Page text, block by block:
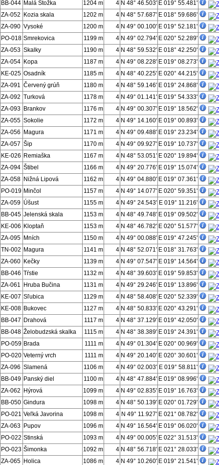
BB-044 Malá Stožka 1204 m 4 N 48° 46.503' E 019° 55.481'
ZA-052
Kozia skala 1202 m 4 N 48° 57.687' E 018° 59.686'
ZA-090 Vysoké 1200 m 4 N 49° 00.100' E 019° 52.181'
PO-018 Smrekovica 1199 m 4 N 49° 02.794' E 020° 52.289'
ZA-053 Skalky 1190 m 4 N 48° 59.532' E 018° 42.250'
ZA-054 Kopa 1187 m 4 N 49° 08.228' E 019° 08.273'
KE-025 Osadník 1185 m 4 N 48° 40.225' E 020° 44.215'
ZA-091 Červený grúň 1180 m 4 N 48° 59.146' E 019° 24.868'
ZA-092 Turková 1178 m 4 N 49° 01.141' E 019° 54.333'
ZA-093 Brankov 1176 m 4 N 49° 00.307' E 019° 18.562'
ZA-055 Sokolie 1172 m 4 N 49° 14.160' E 019° 00.893'
ZA-056
Magura 1171 m 4 N 49° 09.488' E 019° 23.234'
ZA-057 Šip 1170 m 4 N 49° 09.927' E 019° 10.737'
KE-026 Remiaška 1167 m 4 N 48° 53.051' E 020° 19.894'
ZA-094 Štibel 1166 m 4 N 49° 20.776' E 019° 15.074'
ZA-058 Nižná Lipová 1162 m 4 N 49° 04.880' E 019° 07.361'
PO-019 Minčol 1157 m 4 N 49° 14.077' E 020° 59.351'
ZA-059 Úšust 1155 m 4 N 49° 24.543' E 019° 11.216'
BB-045 Jelenská skala 1153 m 4 N 48° 49.748' E 019° 09.502'
KE-006 Kloptaň 1153 m 4 N 48° 46.782' E 020° 51.577'
ZA-095 Mních 1150 m 4 N 49° 00.088' E 019° 47.245'
TN-002 Magura 1141 m 4 N 48° 52.071' E 018° 31.763'
ZA-060 Kečky 1139 m 4 N 49° 07.547' E 019° 14.564'
BB-046 Tŕstie 1132 m 4 N 48° 39.603' E 019° 59.853'
ZA-061
Hruba Bučina 1131 m 4 N 49° 29.246' E 019° 13.896'
KE-007 Sľubica 1129 m 4 N 48° 58.408' E 020° 52.339'
KE-008 Bukovec 1127 m 4 N 48° 50.833' E 020° 43.291'
BB-047 Drahová 1117 m 4 N 48° 37.129' E 019° 42.050'
BB-048 Želobudzská skalka 1115 m 4 N 48° 38.389' E 019° 24.391'
PO-059 Brada 1111 m 4 N 49° 01.304' E 020° 00.969'
PO-020 Veterný vrch 1111 m 4 N 49° 20.140' E 020° 30.601'
ZA-096 Slamená 1106 m 4 N 49° 02.003' E 019° 58.811'
BB-049 Panský diel 1100 m 4 N 48° 47.884' E 019° 08.996'
ZA-062
Hýrová 1099 m 4 N 49° 02.835' E 019° 16.763'
BB-050 Gindura 1098 m 4 N 48° 50.139' E 020° 01.729'
PO-021 Veľká Javorina 1098 m 4 N 49° 11.927' E 021° 08.782'
ZA-063 Pupov 1096 m 4 N 49° 16.564' E 019° 06.020'
PO-022 Stinská 1093 m 4 N 49° 00.005' E 022° 31.513'
PO-023 Šimonka 1092 m 4 N 48° 56.718' E 021° 28.033'
ZA-065 Holica 1086 m 4 N 49° 10.260' E 019° 21.541'